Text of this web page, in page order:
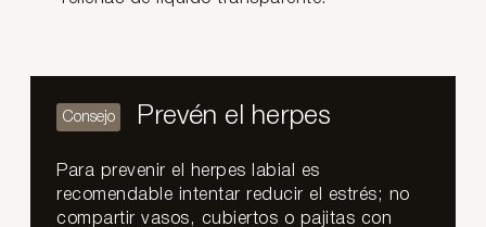
Prevén el herpes
Para prevenir el herpes labial es
recomendable intentar reducir el estrés; no
compartir vasos, cubiertos o pajitas con